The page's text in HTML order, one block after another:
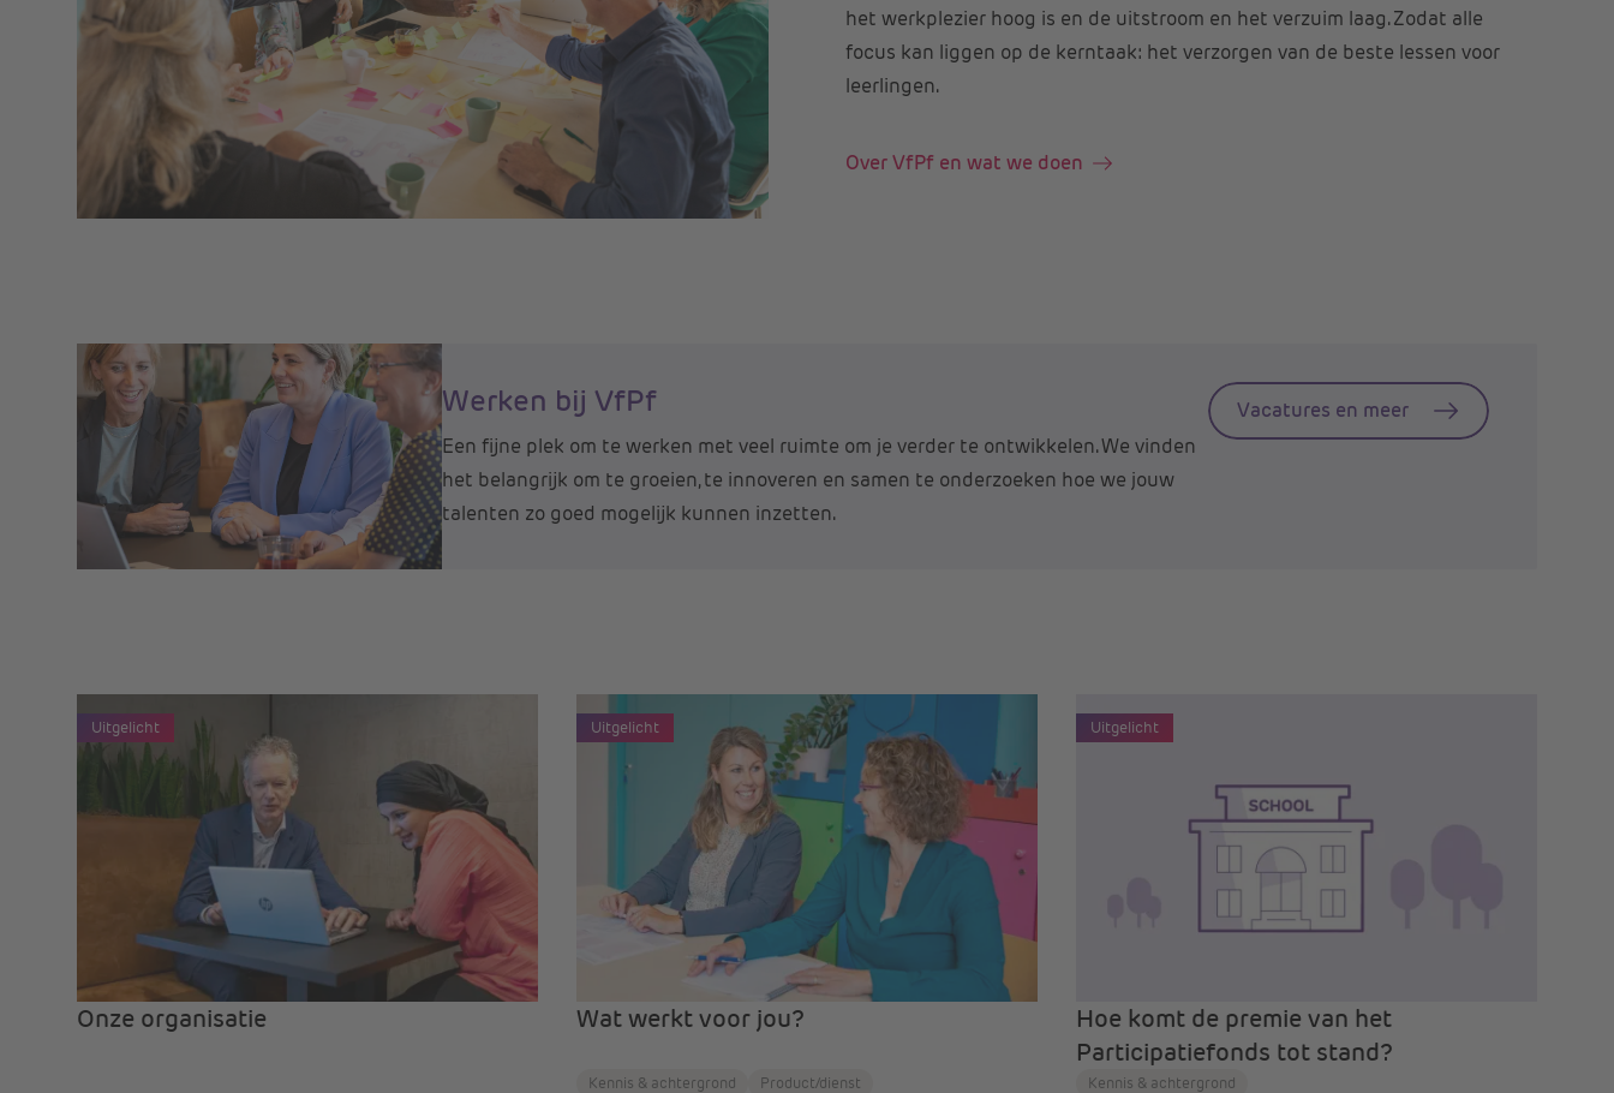
het werkplezier hoog is en de uitstroom en het verzuim laag. Zodat alle
focus kan liggen op de kerntaak: het verzorgen van de beste lessen voor
leerlingen.
Over VfPf en wat we doen
Werken bij VfPf
Een fijne plek om te werken met veel ruimte om je verder te ontwikkelen. We vinden
het belangrijk om te groeien, te innoveren en samen te onderzoeken hoe we jouw
talenten zo goed mogelijk kunnen inzetten.
Vacatures en meer
Uitgelicht
Onze organisatie
Uitgelicht
Wat werkt voor jou?
Kennis & achtergrond Product/dienst
Uitgelicht
Hoe komt de premie van het
Participatiefonds tot stand?
Kennis & achtergrond